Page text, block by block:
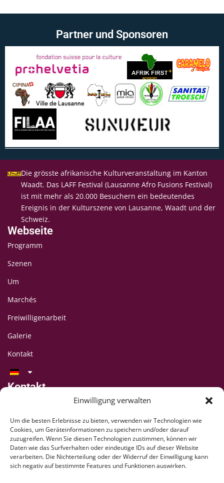
Einwilligung verwalten
Um die besten Erlebnisse zu bieten, verwenden wir Technologien wie
Cookies, um Geräteinformationen zu speichern und/oder darauf
zuzugreifen. Wenn Sie diesen Technologien zustimmen, können wir
Daten wie das Surfverhalten oder eindeutige IDs auf dieser Website
verarbeiten. Die Nichterteilung oder der Widerruf der Einwilligung kann
sich negativ auf bestimmte Features und Funktionen auswirken.
Partner und Sponsoren
Die grösste afrikanische Kulturveranstaltung im Kanton
Waadt. Das LAFF Festival (Lausanne Afro Fusions Festival)
ist mit mehr als 20.000 Besuchern ein bedeutendes
Ereignis in der Kulturszene von Lausanne, Waadt und der
Schweiz.
Webseite
Programm
Szenen
Um
Marchés
Freiwilligenarbeit
Galerie
Kontakt
Kontakt
CP 395
1001 Lausanne
+41 78 824 54 94
contact@lausaff.org